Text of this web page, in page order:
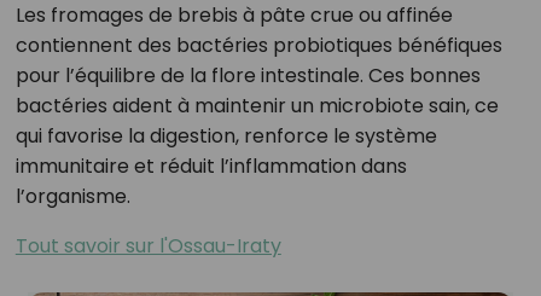
Les fromages de brebis à pâte crue ou affinée
contiennent des bactéries probiotiques bénéfiques
pour l’équilibre de la flore intestinale. Ces bonnes
bactéries aident à maintenir un microbiote sain, ce
qui favorise la digestion, renforce le système
immunitaire et réduit l’inflammation dans
l’organisme.
Tout savoir sur l'Ossau-Iraty